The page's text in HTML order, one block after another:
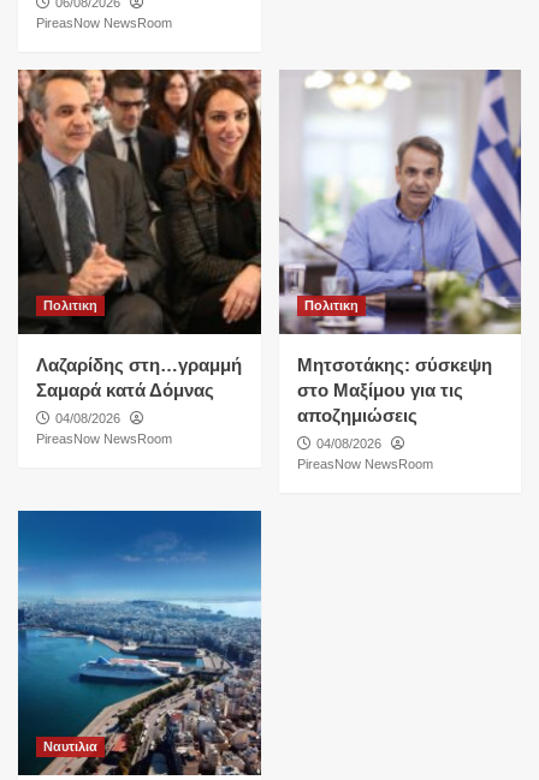
PireasNow NewsRoom
Πολιτικη
Λαζαρίδης στη…γραμμή
Σαμαρά κατά Δόμνας
04/08/2026
PireasNow NewsRoom
Πολιτικη
Μητσοτάκης: σύσκεψη
στο Μαξίμου για τις
αποζημιώσεις
04/08/2026
PireasNow NewsRoom
Ναυτιλια